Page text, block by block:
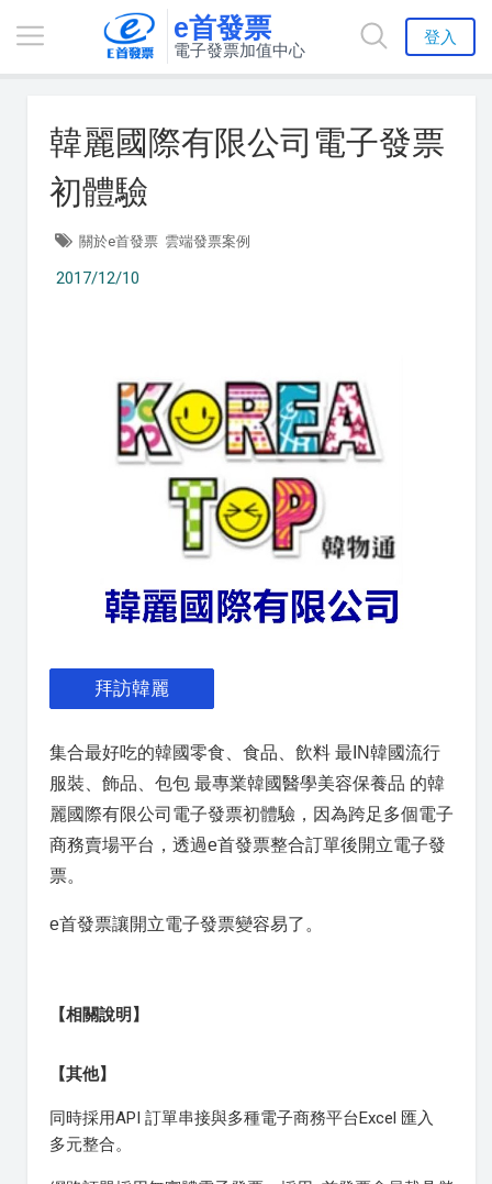
e首發票
電子發票加值中心
登入
韓麗國際有限公司電子發票
初體驗
關於e首發票 雲端發票案例
2017/12/10
拜訪韓麗
集合最好吃的韓國零食、食品、飲料 最IN韓國流行
服裝、飾品、包包 最專業韓國醫學美容保養品 的韓
麗國際有限公司電子發票初體驗，因為跨足多個電子
商務賣場平台，透過e首發票整合訂單後開立電子發
票。
e首發票讓開立電子發票變容易了。
【相關說明】
【其他】
同時採用API 訂單串接與多種電子商務平台Excel 匯入
多元整合。